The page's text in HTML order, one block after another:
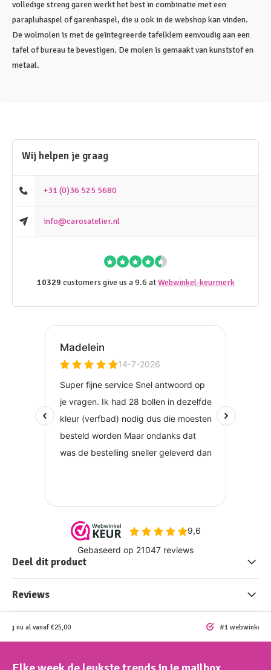
volledige streng garen werkt het best in combinatie met een
parapluhaspel of garenhaspel, die u ook in de webshop kan vinden.
De wolmolen is met de geïntegreerde tafelklem eenvoudig aan een
tafel of bureau te bevestigen. De molen is gemaakt van kunststof en
metaal.
Wij helpen je graag
+31 (0)36 525 5680
info@carosatelier.nl
10329 customers give us a 9.6 atWebwinkel-keurmerk
Deel dit product
Reviews
nu al vanaf €25,00 #1 webwinkel